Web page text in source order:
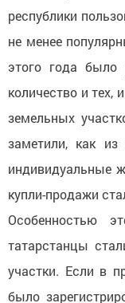
республики
не менее
этого года было
количество и тех,
земельных
заметили, как
индивидуальные
купли-продажи
Особенностью
татарстанцы
участки. Если в
было